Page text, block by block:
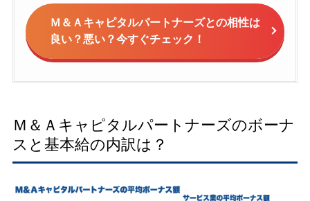
Ｍ＆Ａキャピタルパートナーズとの相性は
良い？悪い？今すぐチェック！
Ｍ＆Ａキャピタルパートナーズのボーナ
スと基本給の内訳は？